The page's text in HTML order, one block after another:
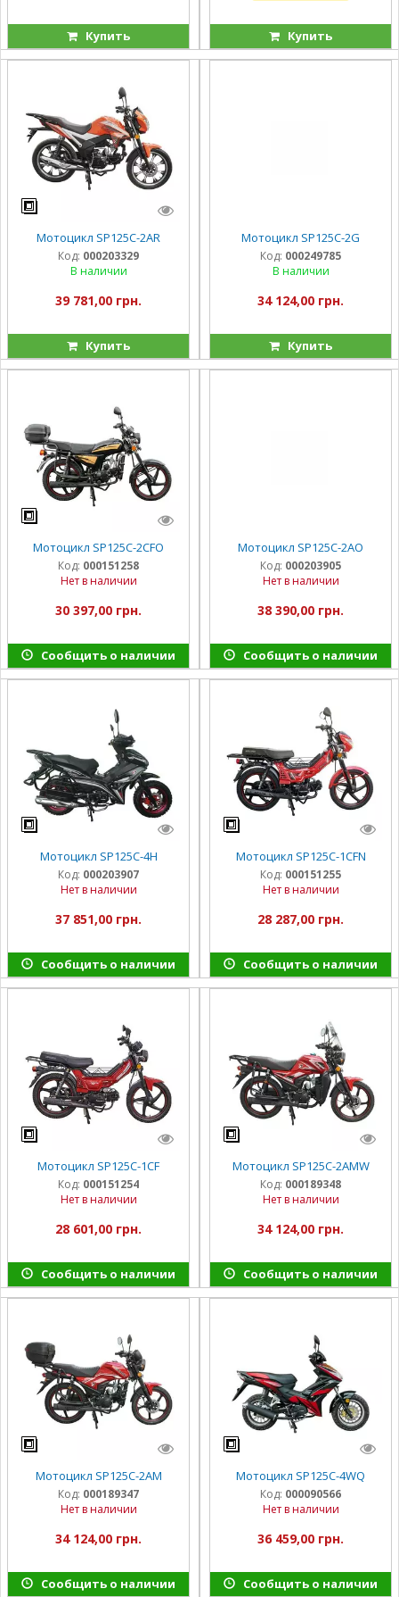
Купить Купить
Мотоцикл SP125C-2AR
Код: 000203329
В наличии
39 781,00 грн.
Купить
Мотоцикл SP125C-2G
Код: 000249785
В наличии
34 124,00 грн.
Купить
Мотоцикл SP125C-2CFO
Код: 000151258
Нет в наличии
30 397,00 грн.
Сообщить о наличии
Мотоцикл SP125C-2AO
Код: 000203905
Нет в наличии
38 390,00 грн.
Сообщить о наличии
Мотоцикл SP125C-4H
Код: 000203907
Нет в наличии
37 851,00 грн.
Сообщить о наличии
Мотоцикл SP125C-1CFN
Код: 000151255
Нет в наличии
28 287,00 грн.
Сообщить о наличии
Мотоцикл SP125C-1CF
Код: 000151254
Нет в наличии
28 601,00 грн.
Сообщить о наличии
Мотоцикл SP125C-2AMW
Код: 000189348
Нет в наличии
34 124,00 грн.
Сообщить о наличии
Мотоцикл SP125C-2AM
Код: 000189347
Нет в наличии
34 124,00 грн.
Сообщить о наличии
Мотоцикл SP125C-4WQ
Код: 000090566
Нет в наличии
36 459,00 грн.
Сообщить о наличии